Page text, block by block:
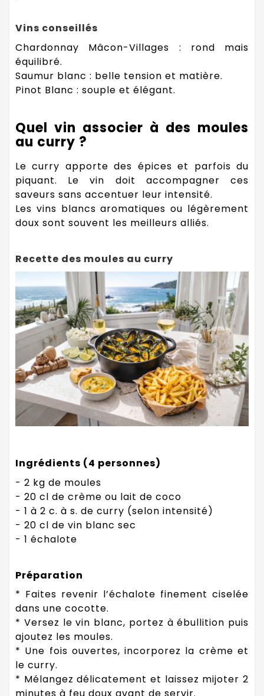
Vins conseillés
Chardonnay Mâcon-Villages : rond mais
équilibré.
Saumur blanc : belle tension et matière.
Pinot Blanc : souple et élégant.
Quel vin associer à des moules
au curry ?
Le curry apporte des épices et parfois du
piquant. Le vin doit accompagner ces
saveurs sans accentuer leur intensité.
Les vins blancs aromatiques ou légèrement
doux sont souvent les meilleurs alliés.
Recette des moules au curry
Ingrédients (4 personnes)
- 2 kg de moules
- 20 cl de crème ou lait de coco
- 1 à 2 c. à s. de curry (selon intensité)
- 20 cl de vin blanc sec
- 1 échalote
Préparation
* Faites revenir l’échalote finement ciselée
dans une cocotte.
* Versez le vin blanc, portez à ébullition puis
ajoutez les moules.
* Une fois ouvertes, incorporez la crème et
le curry.
* Mélangez délicatement et laissez mijoter 2